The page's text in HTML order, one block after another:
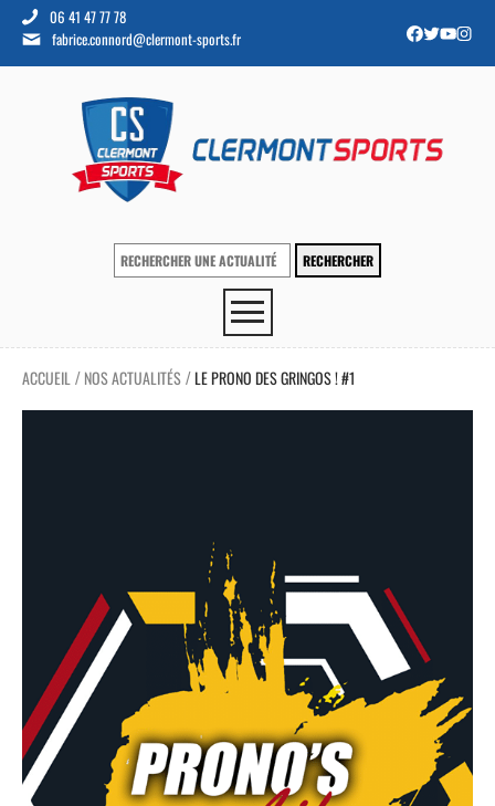
06 41 47 77 78
fabrice.connord@clermont-sports.fr
ACCUEIL / NOS ACTUALITÉS /LE PRONO DES GRINGOS ! #1